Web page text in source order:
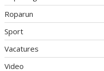
Roparun
Sport
Vacatures
Video